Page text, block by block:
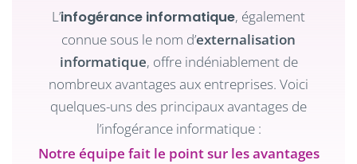
L’infogérance informatique, également
connue sous le nom d’externalisation
informatique, offre indéniablement de
nombreux avantages aux entreprises. Voici
quelques-uns des principaux avantages de
l’infogérance informatique :
Notre équipe fait le point sur les avantages